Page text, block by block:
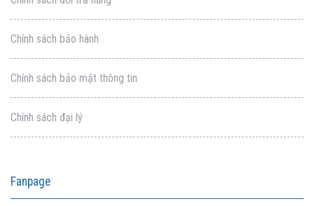
Chính sách bảo hành
Chính sách bảo mật thông tin
Chính sách đại lý
Fanpage